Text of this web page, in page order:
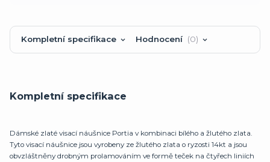
Kompletní specifikace Hodnocení 0
Kompletní specifikace
Dámské zlaté visací náušnice Portia v kombinaci bílého a žlutého zlata.
Tyto visací náušnice jsou vyrobeny ze žlutého zlata o ryzosti 14kt a jsou
obvzláštněny drobným prolamováním ve formě teček na čtyřech liniích